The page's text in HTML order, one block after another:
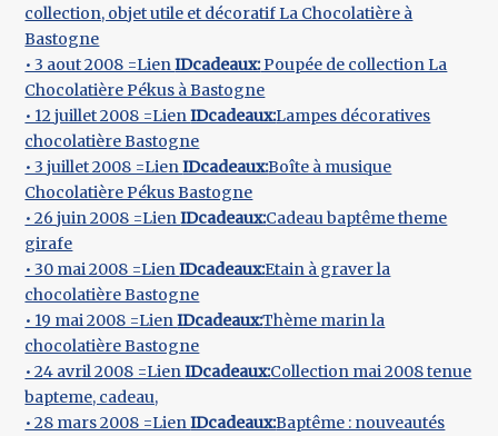
collection, objet utile et décoratif La Chocolatière à
Bastogne
• 3 aout 2008 =LienIDcadeaux:Poupée de collection La
Chocolatière Pékus à Bastogne
• 12 juillet 2008 =LienIDcadeaux:Lampes décoratives
chocolatière Bastogne
• 3 juillet 2008 =LienIDcadeaux:Boîte à musique
Chocolatière Pékus Bastogne
• 26 juin 2008 =LienIDcadeaux:Cadeau baptême theme
girafe
• 30 mai 2008 =LienIDcadeaux:Etain à graver la
chocolatière Bastogne
• 19 mai 2008 =LienIDcadeaux:Thème marin la
chocolatière Bastogne
• 24 avril 2008 =LienIDcadeaux:Collection mai 2008 tenue
bapteme, cadeau,
• 28 mars 2008 =LienIDcadeaux:Baptême : nouveautés